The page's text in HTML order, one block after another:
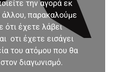
την αγορά εκ
παρακαλούμε
ότι έχετε λάβει
οτι έχετε εισάγει
του ατόμου που θα
διαγωνισμό.